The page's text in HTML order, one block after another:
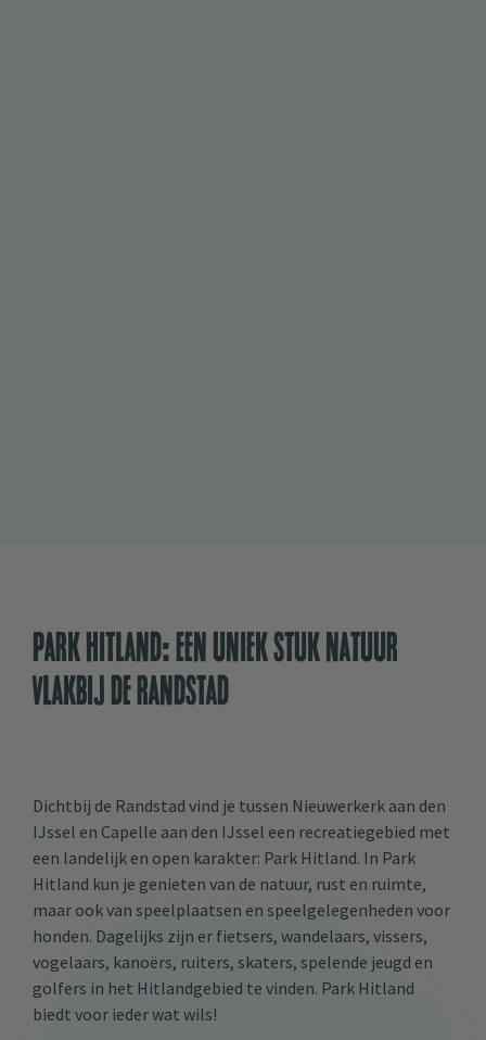
Park Hitland: Een uniek stuk natuur
vlakbij de randstad
Dichtbij de Randstad vind je tussen Nieuwerkerk aan den
IJssel en Capelle aan den IJssel een recreatiegebied met
een landelijk en open karakter: Park Hitland. In Park
Hitland kun je genieten van de natuur, rust en ruimte,
maar ook van speelplaatsen en speelgelegenheden voor
honden. Dagelijks zijn er fietsers, wandelaars, vissers,
vogelaars, kanoërs, ruiters, skaters, spelende jeugd en
golfers in het Hitlandgebied te vinden. Park Hitland
biedt voor ieder wat wils!